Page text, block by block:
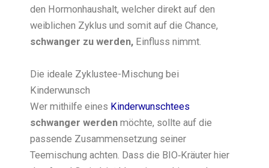
den Hormonhaushalt, welcher direkt auf den
weiblichen Zyklus und somit auf die Chance,
schwanger zu werden, Einfluss nimmt.
Die ideale Zyklustee-Mischung bei
Kinderwunsch
Wer mithilfe eines Kinderwunschtees
schwanger werden möchte, sollte auf die
passende Zusammensetzung seiner
Teemischung achten. Dass die BIO‑Kräuter hier